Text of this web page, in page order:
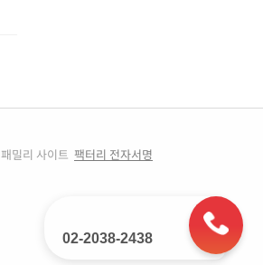
02-2038-2438
패밀리 사이트 팩터리 전자서명